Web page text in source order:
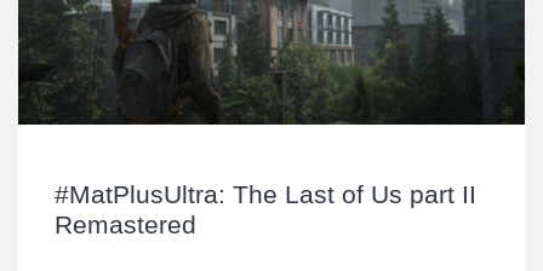
#MatPlusUltra: The Last of Us part II
Remastered